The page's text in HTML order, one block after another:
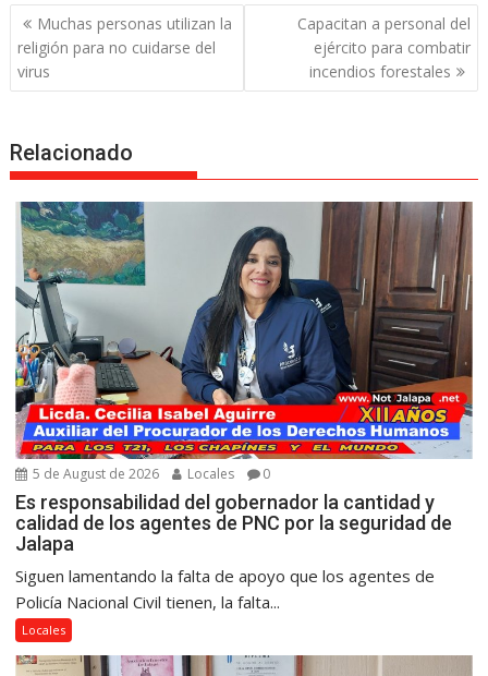
Post
navigation
Muchas personas utilizan la
religión para no cuidarse del
virus
Capacitan a personal del
ejército para combatir
incendios forestales
Relacionado
5 de August de 2026 Locales 0
Es responsabilidad del gobernador la cantidad y
calidad de los agentes de PNC por la seguridad de
Jalapa
Siguen lamentando la falta de apoyo que los agentes de
Policía Nacional Civil tienen, la falta...
Locales